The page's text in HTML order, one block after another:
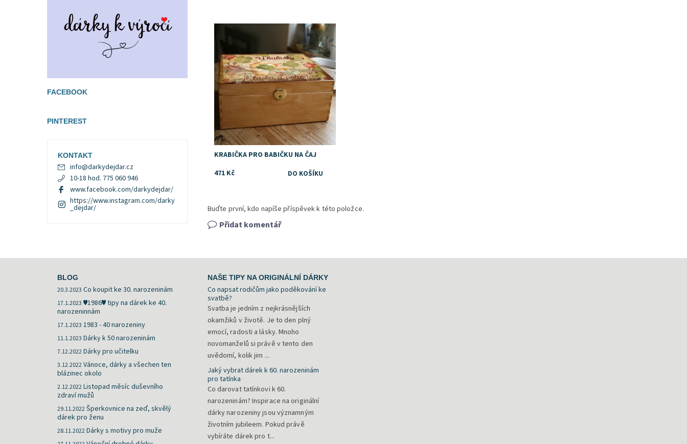
Dostupnost: Skladem
KRABIČKA PRO BABIČKU NA ČAJ
471 Kč
Buďte první, kdo napíše příspěvek k této položce.
Přidat komentář
FACEBOOK
PINTEREST
KONTAKT
info@darkydejdar.cz
10-18 hod. 775 060 946
www.facebook.com/darkydejdar/
https://www.instagram.com/darky
_dejdar/
BLOG
20.3.2023 Co koupit ke 30. narozeninám
17.1.2023 ♥1986♥ tipy na dárek ke 40.
narozeninnám
17.1.2023 1983 - 40 narozeniny
11.1.2023 Dárky k 50 narozeninám
7.12.2022Dárky pro učitelku
3.12.2022Vánoce, dárky a všechen ten
blázinec okolo
2.12.2022Listopad měsíc duševního
zdraví mužů
29.11.2022Šperkovnice na zeď, skvělý
dárek pro ženu
28.11.2022Dárky s motivy pro muže
NAŠE TIPY NA ORIGINÁLNÍ DÁRKY
Co napsat rodičům jako poděkování ke
svatbě?
Svatba je jedním z nejkrásnějších
okamžiků v životě. Je to den plný
emocí, radosti a lásky. Mnoho
novomanželů si právě v tento den
uvědomí, kolik jim ...
Jaký vybrat dárek k 60. narozeninám
pro tatínka
Co darovat tatínkovi k 60.
narozeninám? Inspirace na originální
dárky narozeniny jsou významným
životním jubileem. Pokud právě
vybíráte dárek pro t...